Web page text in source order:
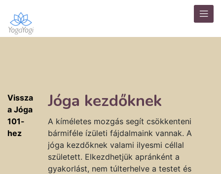
Vissza
a Jóga
101-
hez
Jóga kezdőknek
A kíméletes mozgás segít csökkenteni
bármiféle ízületi fájdalmaink vannak. A
jóga kezdőknek valami ilyesmi céllal
született. Elkezdhetjük apránként a
gyakorlást, nem túlterhelve a testet és